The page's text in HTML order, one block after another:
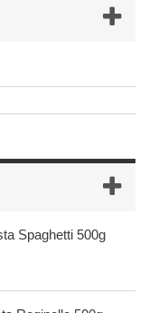
Spaghetti 500g